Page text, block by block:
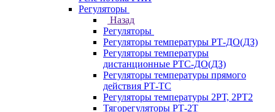
Регуляторы
Назад
Регуляторы
Регуляторы температуры РТ-ДО(ДЗ)
Регуляторы температуры
дистанционные РТС-ДО(ДЗ)
Регуляторы температуры прямого
действия РТ-ТС
Регуляторы температуры 2РТ, 2РT2
Тягорегуляторы РТ-2Т